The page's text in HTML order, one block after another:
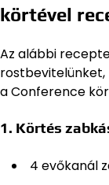
körtével
Az alábbi
a Conference
1. Körtés
4 evőkanál